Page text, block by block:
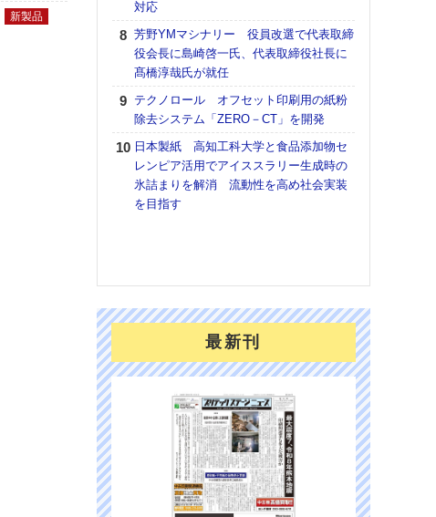
新製品
対応
芳野YMマシナリー 役員改選で代表取締
役会長に島崎啓一氏、代表取締役社長に
髙橋淳哉氏が就任
テクノロール オフセット印刷用の紙粉
除去システム「ZERO－CT」を開発
日本製紙 高知工科大学と食品添加物セ
レンピア活用でアイススラリー生成時の
氷詰まりを解消 流動性を高め社会実装
を目指す
最新刊